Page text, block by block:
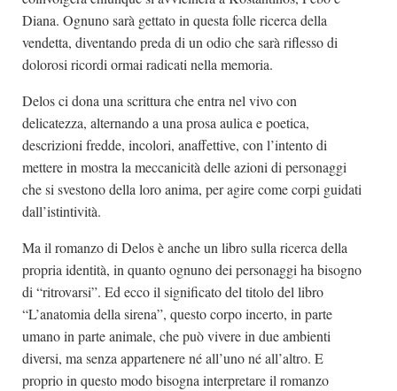
Diana. Ognuno sarà gettato in questa folle ricerca della
vendetta, diventando preda di un odio che sarà riflesso di
dolorosi ricordi ormai radicati nella memoria.
Delos ci dona una scrittura che entra nel vivo con
delicatezza, alternando a una prosa aulica e poetica,
descrizioni fredde, incolori, anaffettive, con l’intento di
mettere in mostra la meccanicità delle azioni di personaggi
che si svestono della loro anima, per agire come corpi guidati
dall’istintività.
Ma il romanzo di Delos è anche un libro sulla ricerca della
propria identità, in quanto ognuno dei personaggi ha bisogno
di “ritrovarsi”. Ed ecco il significato del titolo del libro
“L’anatomia della sirena”, questo corpo incerto, in parte
umano in parte animale, che può vivere in due ambienti
diversi, ma senza appartenere né all’uno né all’altro. E
proprio in questo modo bisogna interpretare il romanzo